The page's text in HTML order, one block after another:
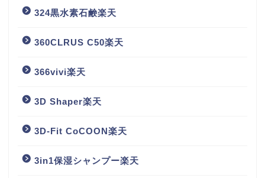
324黒水素石鹸楽天
360CLRUS C50楽天
366vivi楽天
3D Shaper楽天
3D-Fit CoCOON楽天
3in1保湿シャンプー楽天